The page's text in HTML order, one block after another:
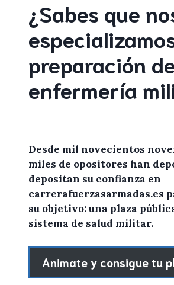
¿Sabes que
preparación
enfermería
Desde mil novecientos
miles de opositores han
depositan su confianza en
carrerafuerzasarmadas.es
su objetivo: una plaza
sistema de salud militar.
Animate y consigue tu